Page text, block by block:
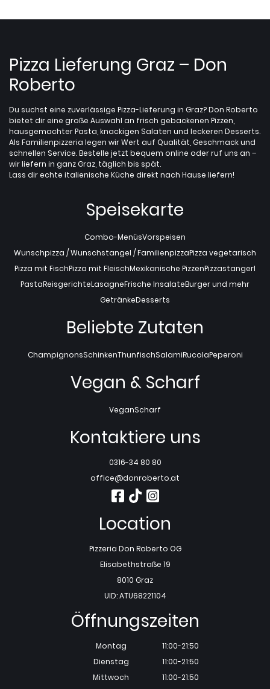
Pizza Lieferung Graz – Don
Roberto
Du suchst eine zuverlässige Pizza-Lieferung in Graz? Don Roberto
bietet dir eine große Auswahl an frisch gebackenen Pizzen,
hausgemachter Pasta, knackigen Salaten und leckeren Desserts.
Als Familienpizzeria legen wir Wert auf Qualität, Geschmack und
schnellen Service. Bestelle jetzt bequem online oder ruf uns an –
wir liefern in ganz Graz, täglich bis spät.
Lass dir echte italienische Küche direkt nach Hause liefern!
Speisekarte
Combo-MenüsVorspeisen
Wunschpizza / Wunschstangel / FamilienpizzaPizza vegetarisch
Pizza mit FischPizza mit FleischMexikanische PizzenPizzastangerl
PastaReisgerichteLasagneFrische InsalateBurger und mehr
GetränkeDesserts
Beliebte Zutaten
ChampignonsSchinkenThunfischSalamiRucolaPeperoni
Vegan & Scharf
VeganScharf
Kontaktiere uns
0316-34 80 80
office@donroberto.at
Location
Pizzeria Don Roberto OG
Elisabethstraße 19
8010 Graz
UID: ATU68221104
Öffnungszeiten
Montag
Dienstag
Mittwoch
11:00-21:50
11:00-21:50
11:00-21:50